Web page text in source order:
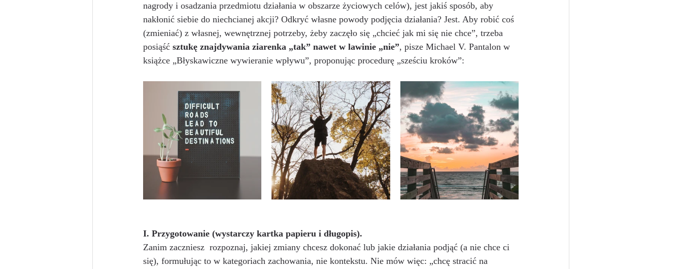
nagrody i osadzania przedmiotu działania w obszarze życiowych celów), jest jakiś sposób, aby
nakłonić siebie do niechcianej akcji? Odkryć własne powody podjęcia działania? Jest. Aby robić coś
(zmieniać) z własnej, wewnętrznej potrzeby, żeby zaczęło się „chcieć jak mi się nie chce”, trzeba
posiąść sztukę znajdywania ziarenka „tak” nawet w lawinie „nie”, pisze Michael V. Pantalon w
książce „Błyskawiczne wywieranie wpływu”, proponując procedurę „sześciu kroków”:
I. Przygotowanie (wystarczy kartka papieru i długopis).
Zanim zaczniesz  rozpoznaj, jakiej zmiany chcesz dokonać lub jakie działania podjąć (a nie chce ci
się), formułując to w kategoriach zachowania, nie kontekstu. Nie mów więc: „chcę stracić na